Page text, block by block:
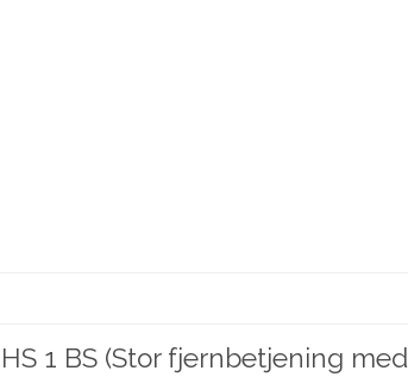
HS 1 BS (Stor fjernbetjening med